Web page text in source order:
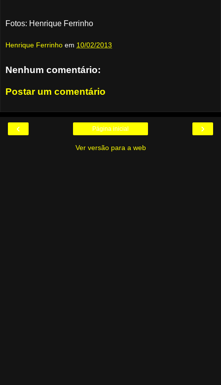
Fotos: Henrique Ferrinho
Henrique Ferrinho em 10/02/2013
Nenhum comentário:
Postar um comentário
‹ ›
Página inicial
Ver versão para a web